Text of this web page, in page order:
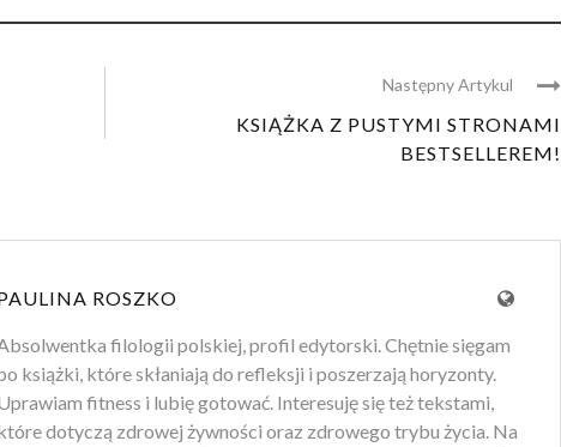
Następny Artykul
KSIĄŻKA Z PUSTYMI STRONAMI
BESTSELLEREM!
ROSZKO
filologii polskiej, profil edytorski. Chętnie sięgam
książki, które skłaniają do refleksji i poszerzają horyzonty.
fitness i lubię gotować. Interesuję się też tekstami,
dotyczą zdrowej żywności oraz zdrowego trybu życia. Na